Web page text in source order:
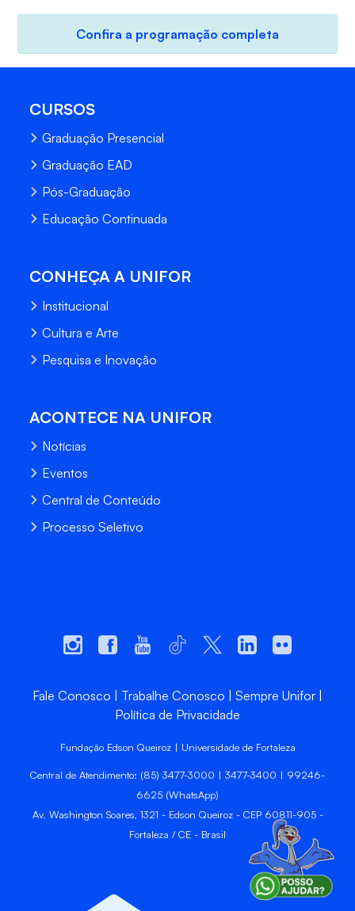
Confira a programação completa
CURSOS
Graduação Presencial
Graduação EAD
Pós-Graduação
Educação Continuada
CONHEÇA A UNIFOR
Institucional
Cultura e Arte
Pesquisa e Inovação
ACONTECE NA UNIFOR
Notícias
Eventos
Central de Conteúdo
Processo Seletivo
Fale Conosco Trabalhe Conosco
Sempre Unifor
Política de Privacidade
Fundação Edson Queiroz | Universidade de Fortaleza
Central de Atendimento: (85) 3477-3000 | 3477-3400 | 99246-
6625 (WhatsApp)
Av. Washington Soares, 1321 - Edson Queiroz - CEP 60811-905 -
Fortaleza / CE - Brasil